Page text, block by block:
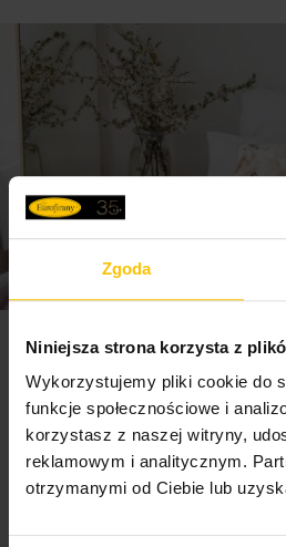
Zgoda
Niniejsza strona korzysta z
Wykorzystujemy pliki cookie do
funkcje społecznościowe i
korzystasz z naszej witryny,
reklamowym i analitycznym.
otrzymanymi od Ciebie lub
Zapisz się do newslettera i
pierwsze zakupy! Bądź na
oferty